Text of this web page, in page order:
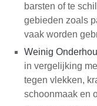
barsten of te
gebieden zoals
vaak worden
Weinig
in vergelijking
tegen vlekken,
schoonmaak en